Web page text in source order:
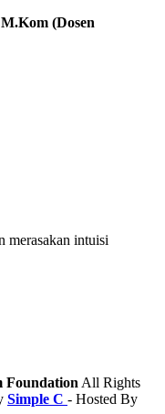
(Dosen
merasakan intuisi
Foundation All Rights
Simple C - Hosted By